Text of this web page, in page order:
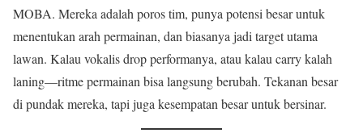
MOBA. Mereka adalah poros tim, punya potensi besar untuk
menentukan arah permainan, dan biasanya jadi target utama
lawan. Kalau vokalis drop performanya, atau kalau carry kalah
laning—ritme permainan bisa langsung berubah. Tekanan besar
di pundak mereka, tapi juga kesempatan besar untuk bersinar.